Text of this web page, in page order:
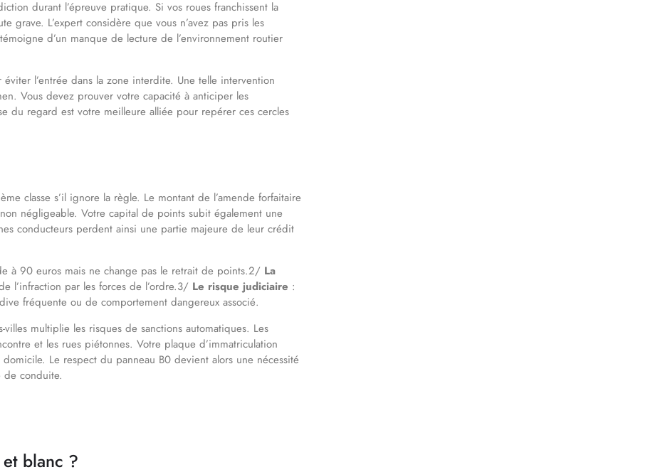
durant l’épreuve pratique. Si vos roues franchissent la
grave. L’expert considère que vous n’avez pas pris les
d’un manque de lecture de l’environnement routier
l’entrée dans la zone interdite. Une telle intervention
Vous devez prouver votre capacité à anticiper les
du regard est votre meilleure alliée pour repérer ces cercles
classe s’il ignore la règle. Le montant de l’amende forfaitaire
négligeable. Votre capital de points subit également une
conducteurs perdent ainsi une partie majeure de leur crédit
à 90 euros mais ne change pas le retrait de points.2/ La
l’infraction par les forces de l’ordre.3/ Le risque judiciaire :
fréquente ou de comportement dangereux associé.
multiplie les risques de sanctions automatiques. Les
et les rues piétonnes. Votre plaque d’immatriculation
Le respect du panneau B0 devient alors une nécessité
conduite.
blanc ?